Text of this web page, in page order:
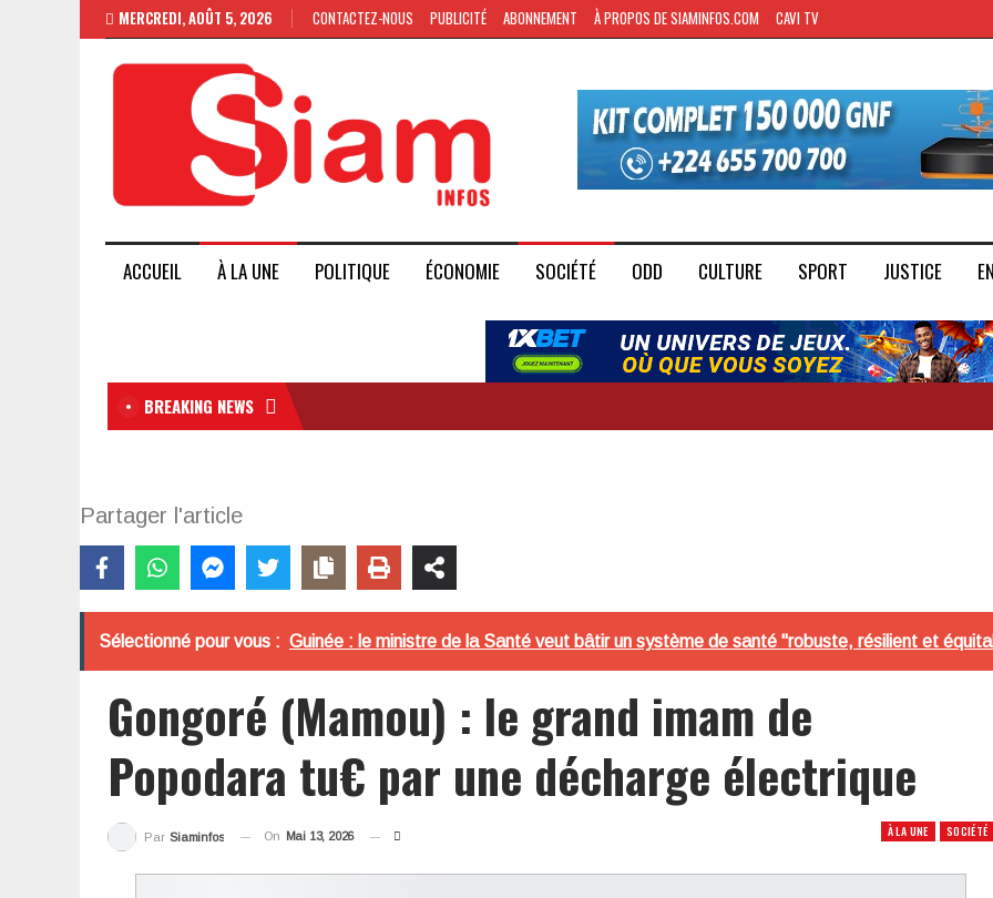
MERCREDI, AOÛT 5, 2026 CONTACTEZ-NOUS PUBLICITÉ ABONNEMENT À PROPOS DE SIAMINFOS.COM CAVI TV
ACCUEIL À LA UNE POLITIQUE ÉCONOMIE SOCIÉTÉ ODD CULTURE SPORT JUSTICE
BREAKING NEWS
Partager l'article
Sélectionné pour vous : Guinée : le ministre de la Santé veut bâtir un système de santé "robuste, résilient et
Gongoré (Mamou) : le grand imam de
Popodara tu€ par une décharge électrique
À LA UNE SOCIÉTÉ
Par Siaminfos On Mai 13, 2026